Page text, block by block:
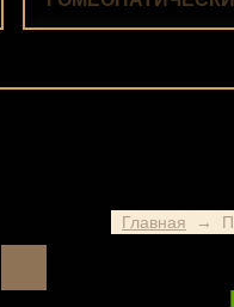
Главная →